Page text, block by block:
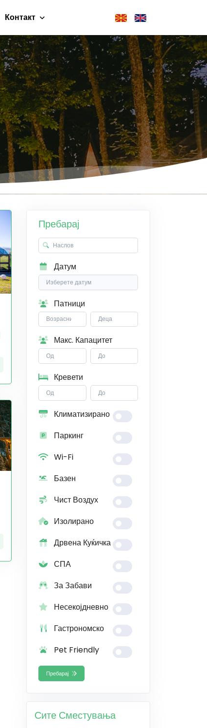
Контакт
Пребарај
Датум
Патници
Макс. Капацитет
Кревети
Климатизирано
Паркинг
Wi-Fi
Базен
Чист Воздух
Изолирано
Дрвена Куќичка
СПА
За Забави
Несекојдневно
Гастрономско
Pet Friendly
Пребарај
Сите Сместувања